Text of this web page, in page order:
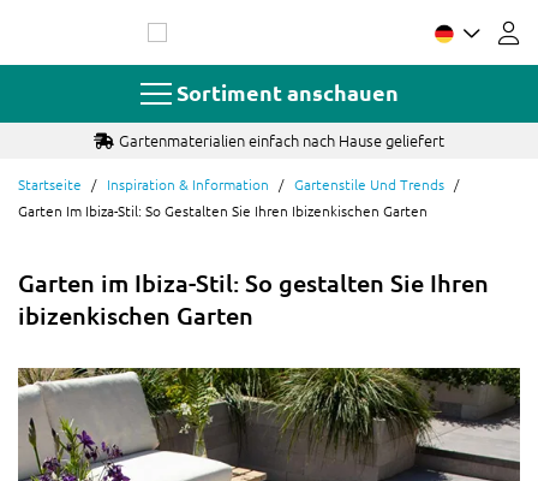
springen
Sortiment anschauen
Gartenmaterialien einfach nach Hause geliefert
Startseite Inspiration & Information
Gartenstile Und Trends
Garten Im Ibiza-Stil: So Gestalten Sie Ihren Ibizenkischen Garten
Garten im Ibiza-Stil: So gestalten Sie Ihren
ibizenkischen Garten